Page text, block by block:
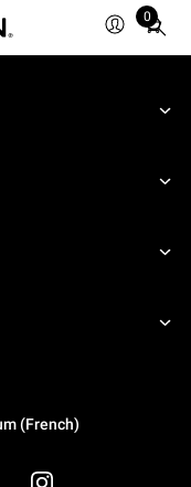
0
Total
items
cart:
(French)